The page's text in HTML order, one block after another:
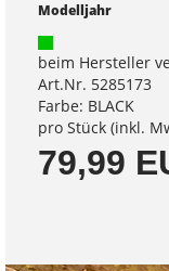
Modelljahr
beim Hersteller
Art.Nr. 5285173
Farbe: BLACK
pro Stück (inkl.
79,99